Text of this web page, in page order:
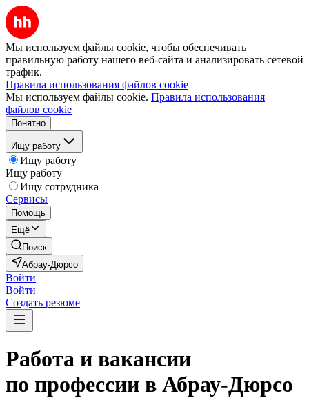
Мы используем файлы cookie, чтобы обеспечивать
правильную работу нашего веб-сайта и анализировать сетевой
трафик.
Правила использования файлов cookie
Мы используем файлы cookie. Правила использования
файлов cookie
Понятно
Ищу работу
Ищу работу
Ищу работу
Ищу сотрудника
Сервисы
Помощь
Ещё
Поиск
Абрау-Дюрсо
Войти
Войти
Создать резюме
Работа и вакансии
по профессии в Абрау-Дюрсо